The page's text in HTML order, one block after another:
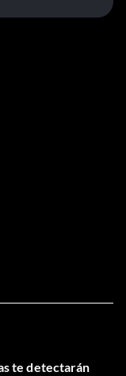
te detectarán